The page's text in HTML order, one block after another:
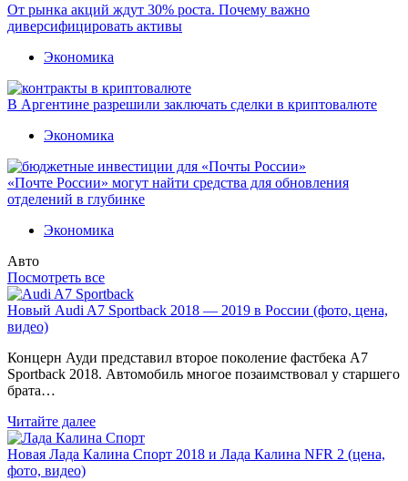
От рынка акций ждут 30% роста. Почему важно
диверсифицировать активы
Экономика
В Аргентине разрешили заключать сделки в криптовалюте
Экономика
«Почте России» могут найти средства для обновления
отделений в глубинке
Экономика
Авто
Посмотреть все
Новый Audi A7 Sportback 2018 — 2019 в России (фото, цена,
видео)
Концерн Ауди представил второе поколение фастбека A7
Sportback 2018. Автомобиль многое позаимствовал у старшего
брата…
Читайте далее
Новая Лада Калина Спорт 2018 и Лада Калина NFR 2 (цена,
фото, видео)